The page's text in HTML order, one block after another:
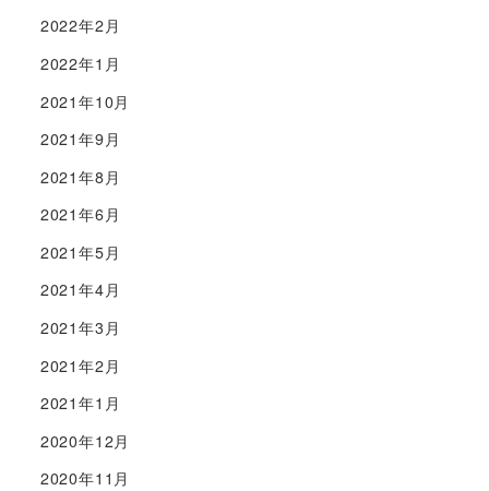
2022年2月
2022年1月
2021年10月
2021年9月
2021年8月
2021年6月
2021年5月
2021年4月
2021年3月
2021年2月
2021年1月
2020年12月
2020年11月